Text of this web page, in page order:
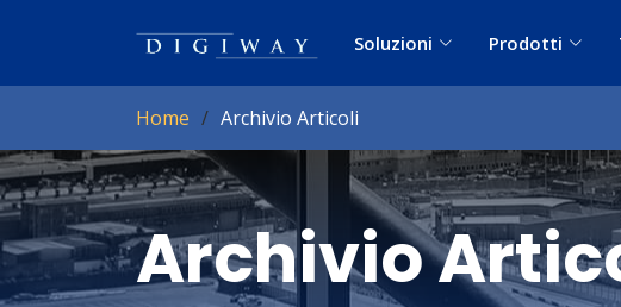
Soluzioni Prodotti
Home Archivio Articoli
Archivio